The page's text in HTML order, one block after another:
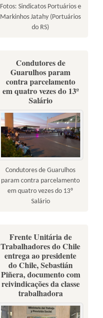
Fotos: Sindicatos Portuários e
Markinhos Jatahy (Portuários
do RS)
Condutores de
Guarulhos param
contra parcelamento
em quatro vezes do 13º
Salário
Condutores de Guarulhos
param contra parcelamento
em quatro vezes do 13º
Salário
Frente Unitária de
Trabalhadores do Chile
entrega ao presidente
do Chile, Sebastián
Piñera, documento com
reivindicações da classe
trabalhadora